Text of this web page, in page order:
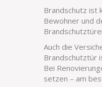
Brandschutz ist
Bewohner und
Auch die
Brandschutztür
Bei
setzen – am